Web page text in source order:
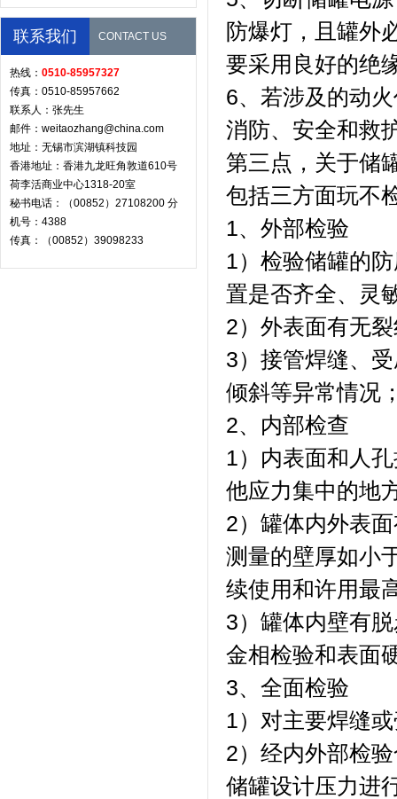
联系我们 CONTACT US
热线： 0510-85957327
传真：0510-85957662
联系人：张先生
邮件：weitaozhang@china.com
地址：无锡市滨湖镇科技园
香港地址：香港九龙旺角敦道610号
荷李活商业中心1318-20室
秘书电话：（00852）27108200 分
机号：4388
传真：（00852）39098233
防爆灯，且罐外
要采用良好的绝
6、若涉及的动
消防、安全和救
第三点，关于储
包括三方面玩不
1、外部检验
1）检验储罐的
置是否齐全、灵
2）外表面有无
3）接管焊缝、
倾斜等异常情况
2、内部检查
1）内表面和人
他应力集中的地
2）罐体内外表
测量的壁厚如小
续使用和许用最
3）罐体内壁有
金相检验和表面
3、全面检验
1）对主要焊缝
2）经内外部检
储罐设计压力进